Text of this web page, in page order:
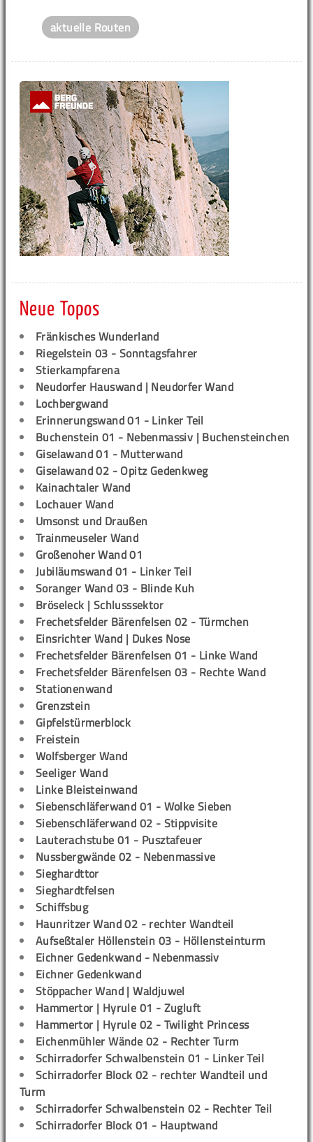
aktuelle Routen
Neue Topos
Fränkisches Wunderland
Riegelstein 03 - Sonntagsfahrer
Stierkampfarena
Neudorfer Hauswand | Neudorfer Wand
Lochbergwand
Erinnerungswand 01 - Linker Teil
Buchenstein 01 - Nebenmassiv | Buchensteinchen
Giselawand 01 - Mutterwand
Giselawand 02 - Opitz Gedenkweg
Kainachtaler Wand
Lochauer Wand
Umsonst und Draußen
Trainmeuseler Wand
Großenoher Wand 01
Jubiläumswand 01 - Linker Teil
Soranger Wand 03 - Blinde Kuh
Bröseleck | Schlusssektor
Frechetsfelder Bärenfelsen 02 - Türmchen
Einsrichter Wand | Dukes Nose
Frechetsfelder Bärenfelsen 01 - Linke Wand
Frechetsfelder Bärenfelsen 03 - Rechte Wand
Stationenwand
Grenzstein
Gipfelstürmerblock
Freistein
Wolfsberger Wand
Seeliger Wand
Linke Bleisteinwand
Siebenschläferwand 01 - Wolke Sieben
Siebenschläferwand 02 - Stippvisite
Lauterachstube 01 - Pusztafeuer
Nussbergwände 02 - Nebenmassive
Sieghardttor
Sieghardtfelsen
Schiffsbug
Haunritzer Wand 02 - rechter Wandteil
Aufseßtaler Höllenstein 03 - Höllensteinturm
Eichner Gedenkwand - Nebenmassiv
Eichner Gedenkwand
Stöppacher Wand | Waldjuwel
Hammertor | Hyrule 01 - Zugluft
Hammertor | Hyrule 02 - Twilight Princess
Eichenmühler Wände 02 - Rechter Turm
Schirradorfer Schwalbenstein 01 - Linker Teil
Schirradorfer Block 02 - rechter Wandteil und
Turm
Schirradorfer Schwalbenstein 02 - Rechter Teil
Schirradorfer Block 01 - Hauptwand